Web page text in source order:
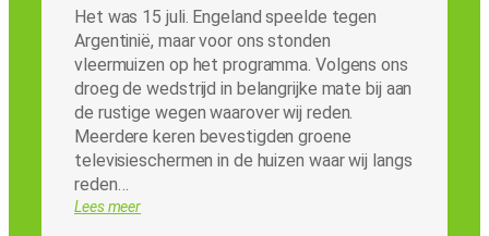
Het was 15 juli. Engeland speelde tegen
Argentinië, maar voor ons stonden
vleermuizen op het programma. Volgens ons
droeg de wedstrijd in belangrijke mate bij aan
de rustige wegen waarover wij reden.
Meerdere keren bevestigden groene
televisieschermen in de huizen waar wij langs
reden…
Lees meer